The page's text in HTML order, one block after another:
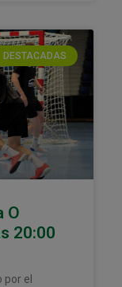
DESTACADAS
O
20:00
el